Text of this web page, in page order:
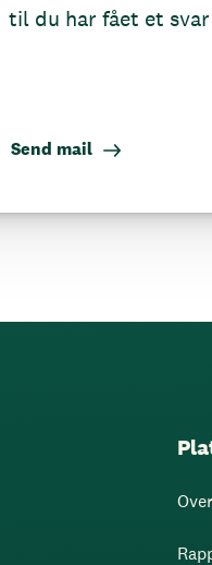
til du har fået et
Send mail